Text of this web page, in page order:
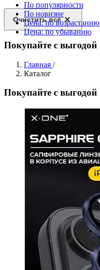
По популярности
По новизне
Цена: по возрастанию
Цена: по убыванию
Очистить всё
Покупайте с выгодой
Главная /
Каталог
Покупайте с выгодой